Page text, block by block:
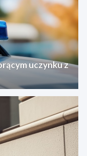
uczynku z